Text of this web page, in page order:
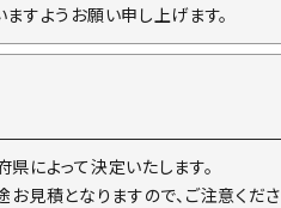
すようお願い申し上げます。
によって決定いたします。
見積となりますので、ご注意くださ